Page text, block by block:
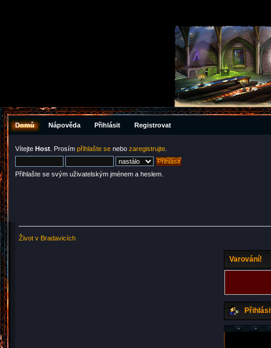
Domů Nápověda Přihlásit Registrovat
Vítejte Host . Prosím přihlašte se nebo zaregistrujte
Přihlašte se svým uživatelským jménem a heslem.
Život v Bradavicích
Varování!